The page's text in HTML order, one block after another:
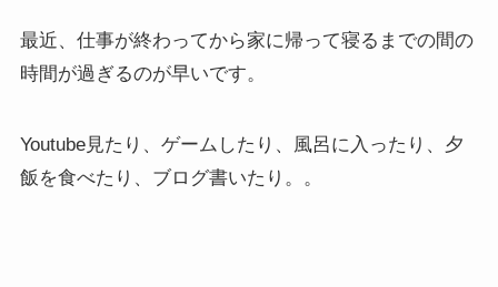
最近、仕事が終わってから家に帰って寝るまでの間の
時間が過ぎるのが早いです。
Youtube見たり、ゲームしたり、風呂に入ったり、夕
飯を食べたり、ブログ書いたり。。